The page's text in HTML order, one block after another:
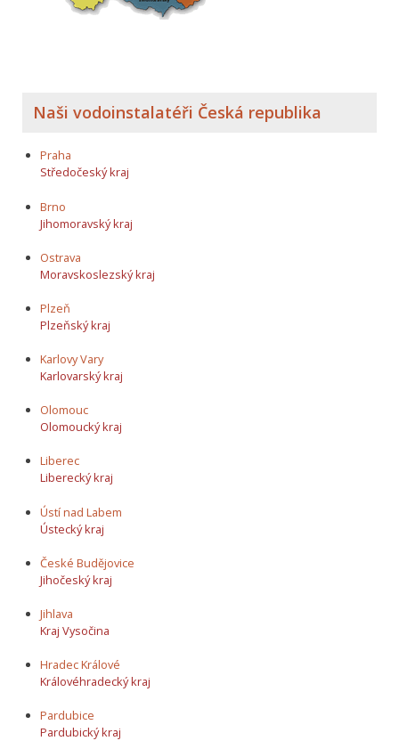
Naši vodoinstalatéři Česká republika
Praha
Středočeský kraj
Brno
Jihomoravský kraj
Ostrava
Moravskoslezský kraj
Plzeň
Plzeňský kraj
Karlovy Vary
Karlovarský kraj
Olomouc
Olomoucký kraj
Liberec
Liberecký kraj
Ústí nad Labem
Ústecký kraj
České Budějovice
Jihočeský kraj
Jihlava
Kraj Vysočina
Hradec Králové
Královéhradecký kraj
Pardubice
Pardubický kraj